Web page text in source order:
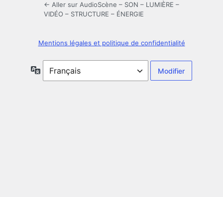
← Aller sur AudioScène – SON – LUMIÈRE –
VIDÉO – STRUCTURE – ÉNERGIE
Mentions légales et politique de confidentialité
Langue